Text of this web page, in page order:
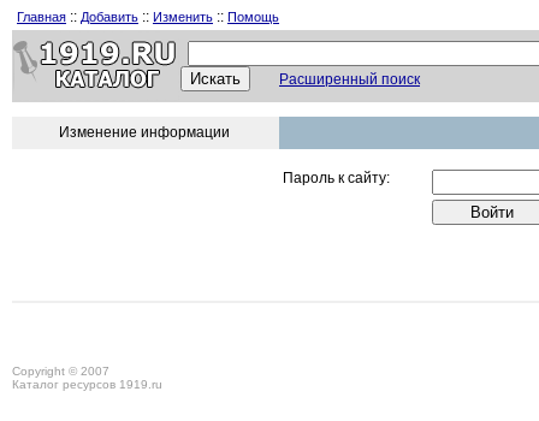
Главная :: Добавить :: Изменить :: Помощь
Расширенный поиск
Изменение информации
Пароль к сайту:
Copyright © 2007
Каталог ресурсов 1919.ru